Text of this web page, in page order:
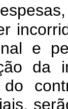
e
da